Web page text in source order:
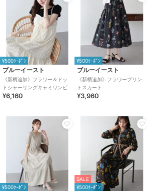
・生産時期により、色、サイズ、デザイン、
される場合がございます。
・モデル着用画像は撮影環境により実物の色
ございます。
商品のみの画像が実際の商品に近いお色味
確認ください。
・ご覧の端末のモニター環境や照明によっては
見える場合がございます。
・その他のご注意点は取扱い表示タグをご確認
ブランド ブルーイースト
ショップ ブルーイースト
商品カテゴリ ワンピースドレス ／
性別タイプ
レディース
ワンピースドレス
／ ワ
¥500ｸｰﾎﾟﾝ
ブルーイースト
《新柄追加》フラワー＆ドッ
トシャーリングキャミワンピ
ース
¥6,160
¥500ｸｰﾎﾟﾝ
ブルーイースト
《新柄追加》フラワープリン
トスカート
¥3,960
¥500ｸｰﾎﾟﾝ
SALE
¥500ｸｰﾎﾟﾝ